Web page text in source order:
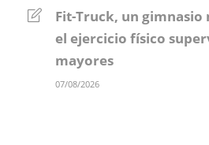
Fit-Truck, un gimnasio
el ejercicio físico
mayores
07/08/2026